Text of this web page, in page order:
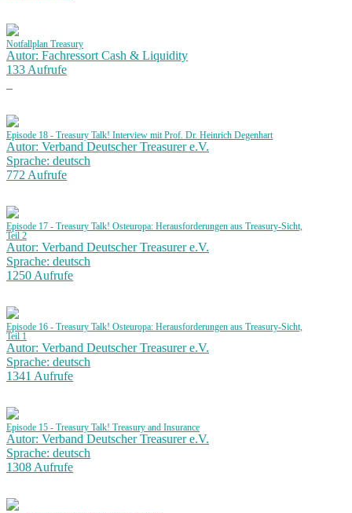
Notfallplan Treasury
Autor: Fachressort Cash & Liquidity
133 Aufrufe
Episode 18 - Treasury Talk! Interview mit Prof. Dr. Heinrich Degenhart
Autor: Verband Deutscher Treasurer e.V.
Sprache: deutsch
772 Aufrufe
Episode 17 - Treasury Talk! Osteuropa: Herausforderungen aus Treasury-Sicht,
Teil 2
Autor: Verband Deutscher Treasurer e.V.
Sprache: deutsch
1250 Aufrufe
Episode 16 - Treasury Talk! Osteuropa: Herausforderungen aus Treasury-Sicht,
Teil 1
Autor: Verband Deutscher Treasurer e.V.
Sprache: deutsch
1341 Aufrufe
Episode 15 - Treasury Talk! Treasury and Insurance
Autor: Verband Deutscher Treasurer e.V.
Sprache: deutsch
1308 Aufrufe